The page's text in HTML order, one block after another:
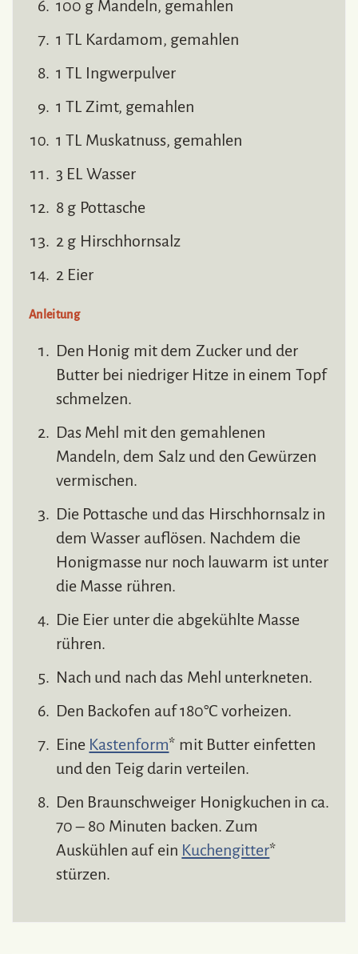
100 g Mandeln, gemahlen
1 TL Kardamom, gemahlen
1 TL Ingwerpulver
1 TL Zimt, gemahlen
1 TL Muskatnuss, gemahlen
3 EL Wasser
8 g Pottasche
2 g Hirschhornsalz
2 Eier
Anleitung
Den Honig mit dem Zucker und der
Butter bei niedriger Hitze in einem Topf
schmelzen.
Das Mehl mit den gemahlenen
Mandeln, dem Salz und den Gewürzen
vermischen.
Die Pottasche und das Hirschhornsalz in
dem Wasser auflösen. Nachdem die
Honigmasse nur noch lauwarm ist unter
die Masse rühren.
Die Eier unter die abgekühlte Masse
rühren.
Nach und nach das Mehl unterkneten.
Den Backofen auf 180°C vorheizen.
Eine Kastenform* mit Butter einfetten
und den Teig darin verteilen.
Den Braunschweiger Honigkuchen in ca.
70 – 80 Minuten backen. Zum
Auskühlen auf ein Kuchengitter*
stürzen.